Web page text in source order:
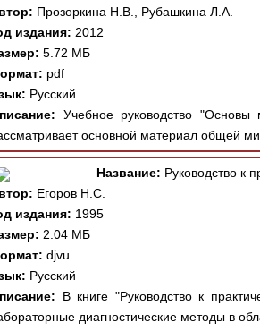
Прозоркина Н.В., Рубашкина Л.А.
издания: 2012
5.72 МБ
pdf
Русский
Учебное руководство
основной материал общей
Название: Руководство к
Егоров Н.С.
издания: 1995
2.04 МБ
djvu
Русский
В книге "Руководство к
диагностические методы в